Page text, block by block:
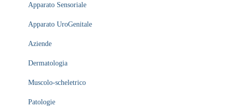
Apparato Sensoriale
Apparato UroGenitale
Aziende
Dermatologia
Muscolo-scheletrico
Patologie